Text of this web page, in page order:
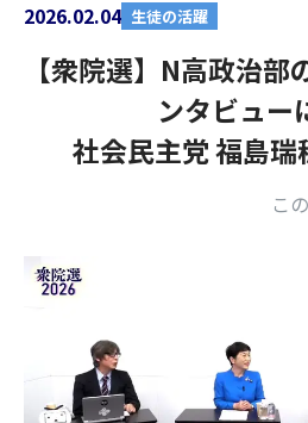
2026.02.04 生徒の活躍
こ
【衆院選】N高政治
ンタビュー
社会民主党 福島瑞